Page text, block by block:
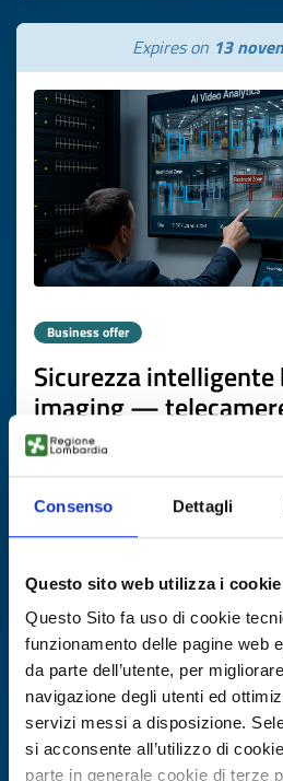
Consenso Dettagli
Questo sito web utilizza i cookie
Questo Sito fa uso di cookie
funzionamento delle pagine web
da parte dell’utente, per
navigazione degli utenti ed
servizi messi a disposizione.
si acconsente all’utilizzo di
parte in generale cookie di terze
Expires on 13
Business offer
Sicurezza intelligente
imaging —
VMS
ID: BOTW20251020014
Expires on20